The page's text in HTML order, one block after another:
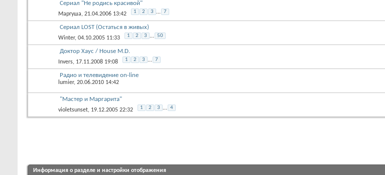
Сериал "Не родись красивой"
Маргуша, 21.04.2006 13:42 1 2 3 ... 7
Сериал LOST (Остаться в живых)
Winter, 04.10.2005 11:33 1 2 3 ... 50
Доктор Хаус / House M.D.
Invers, 17.11.2008 19:08 1 2 3 ... 7
Радио и телевидение on-line
lumier, 20.06.2010 14:42
"Мастер и Маргарита"
violetsunset, 19.12.2005 22:32 1 2 3 ... 4
Информация о разделе и настройки отображения